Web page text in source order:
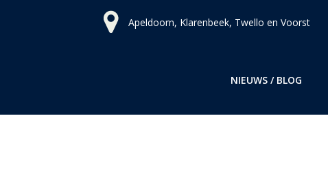
Apeldoorn, Klarenbeek, Twello en Voorst
NIEUWS / BLOG